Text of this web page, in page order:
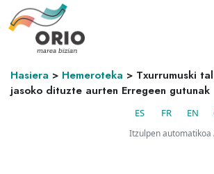
Hasiera > Hemeroteka > Txurrumuski
jasoko dituzte aurten Erregeen gutunak
ES FR EN
Itzulpen